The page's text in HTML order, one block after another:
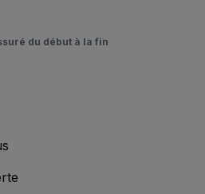
du début à la fin